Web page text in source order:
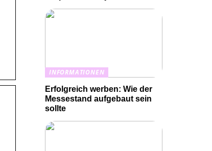
INFORMATIONEN
Erfolgreich werben: Wie der
Messestand aufgebaut sein
sollte